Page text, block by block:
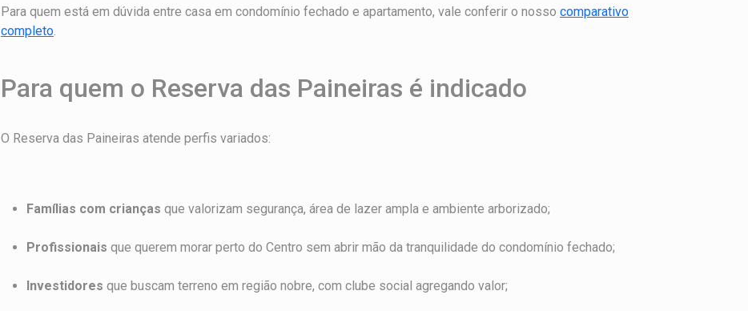
Para quem está em dúvida entre casa em condomínio fechado e apartamento, vale conferir o nosso comparativo
completo
Para quem o Reserva das Paineiras é indicado
O Reserva das Paineiras atende perfis variados:
Famílias com crianças que valorizam segurança, área de lazer ampla e ambiente arborizado;
Profissionais que querem morar perto do Centro sem abrir mão da tranquilidade do condomínio fechado;
Investidores que buscam terreno em região nobre, com clube social agregando valor;